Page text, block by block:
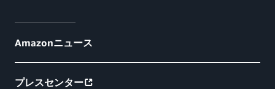
Amazonニュース
プレスセンター